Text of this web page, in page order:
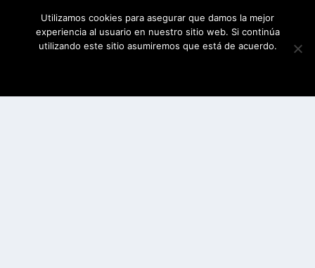
Utilizamos cookies para asegurar que damos la mejor
experiencia al usuario en nuestro sitio web. Si continúa
utilizando este sitio asumiremos que está de acuerdo.